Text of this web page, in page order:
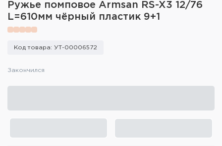
Кобуры и системы ношения
снаряжения
Сумки и рюкзаки
Охотничье снаряжение
Ружье помповое Armsan RS-X3 12/76
L=610мм чёрный пластик 9+1
Код товара: УТ-00006572
Закончился